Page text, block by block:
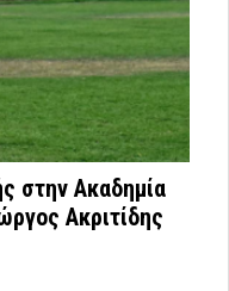
στην Ακαδημία
Ακριτίδης